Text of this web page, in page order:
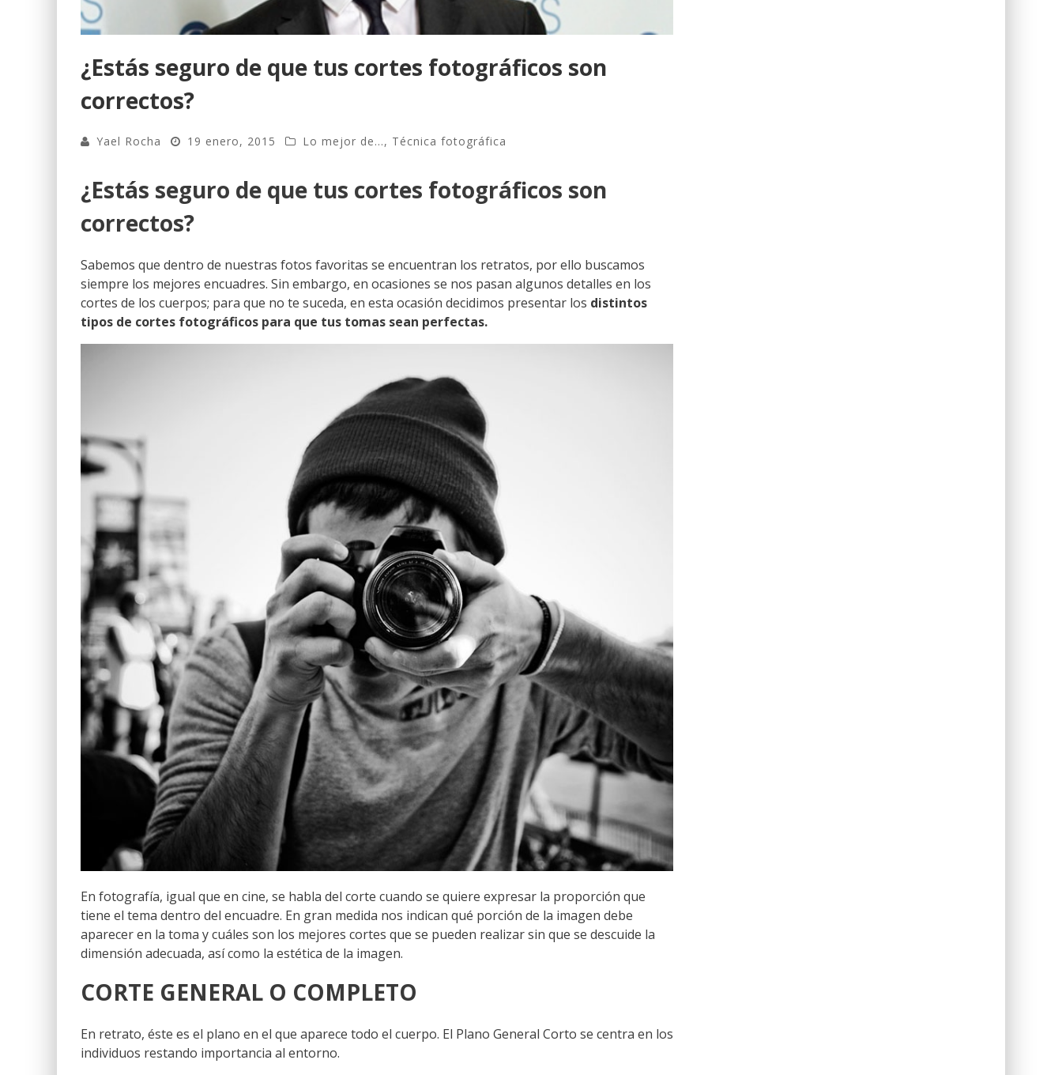
¿Estás seguro de que tus cortes fotográficos son
correctos?
Yael Rocha 19 enero, 2015 Lo mejor de..., Técnica fotográfica
¿Estás seguro de que tus cortes fotográficos son
correctos?
Sabemos que dentro de nuestras fotos favoritas se encuentran los retratos, por ello buscamos
siempre los mejores encuadres. Sin embargo, en ocasiones se nos pasan algunos detalles en los
cortes de los cuerpos; para que no te suceda, en esta ocasión decidimos presentar los distintos
tipos de cortes fotográficos para que tus tomas sean perfectas.
En fotografía, igual que en cine, se habla del corte cuando se quiere expresar la proporción que
tiene el tema dentro del encuadre. En gran medida nos indican qué porción de la imagen debe
aparecer en la toma y cuáles son los mejores cortes que se pueden realizar sin que se descuide la
dimensión adecuada, así como la estética de la imagen.
CORTE GENERAL O COMPLETO
En retrato, éste es el plano en el que aparece todo el cuerpo. El Plano General Corto se centra en los
individuos restando importancia al entorno.